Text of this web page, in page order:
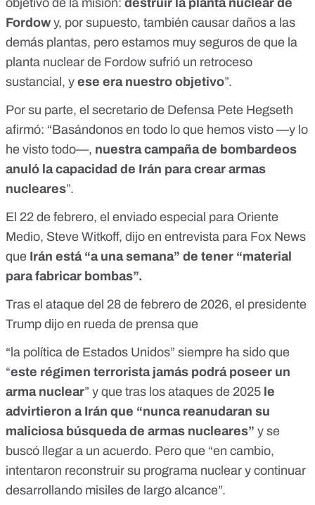
objetivo de la misión: destruir la planta nuclear de
Fordow y, por supuesto, también causar daños a las
demás plantas, pero estamos muy seguros de que la
planta nuclear de Fordow sufrió un retroceso
sustancial, y ese era nuestro objetivo”.
Por su parte, el secretario de Defensa Pete Hegseth
afirmó: “Basándonos en todo lo que hemos visto —y lo
he visto todo—, nuestra campaña de bombardeos
anuló la capacidad de Irán para crear armas
nucleares”.
El 22 de febrero, el enviado especial para Oriente
Medio, Steve Witkoff, dijo en entrevista para Fox News
que Irán está “a una semana” de tener “material
para fabricar bombas”.
Tras el ataque del 28 de febrero de 2026, el presidente
Trump dijo en rueda de prensa que
“la política de Estados Unidos” siempre ha sido que
“este régimen terrorista jamás podrá poseer un
arma nuclear” y que tras los ataques de 2025 le
advirtieron a Irán que “nunca reanudaran su
maliciosa búsqueda de armas nucleares” y se
buscó llegar a un acuerdo. Pero que “en cambio,
intentaron reconstruir su programa nuclear y continuar
desarrollando misiles de largo alcance”.